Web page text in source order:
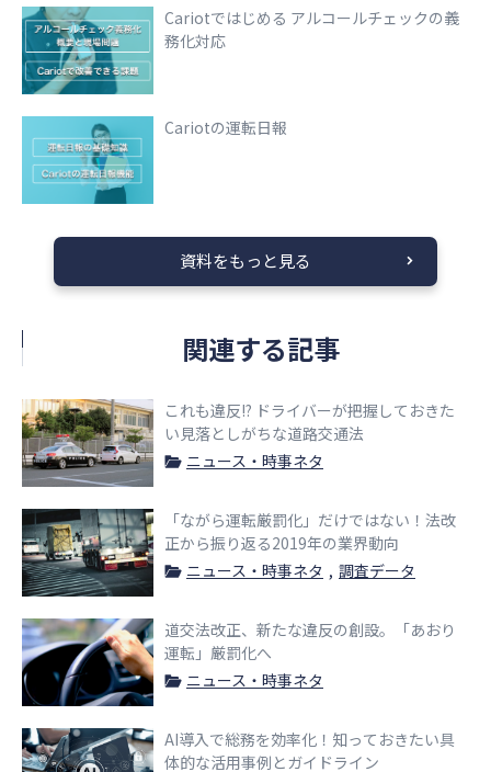
Cariotではじめる アルコールチェックの義
務化対応
Cariotの運転日報
資料をもっと見る
関連する記事
これも違反!? ドライバーが把握しておきた
い見落としがちな道路交通法
ニュース・時事ネタ
「ながら運転厳罰化」だけではない！法改
正から振り返る2019年の業界動向
ニュース・時事ネタ
調査データ
道交法改正、新たな違反の創設。「あおり
運転」厳罰化へ
ニュース・時事ネタ
AI導入で総務を効率化！知っておきたい具
体的な活用事例とガイドライン